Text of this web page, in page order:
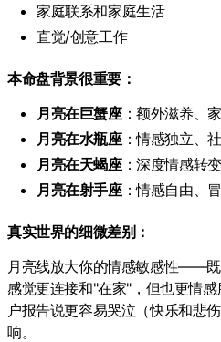
家庭联系和家庭生活
直觉/创意工作
本命盘背景很重要：
月亮在巨蟹座：额外滋养、
月亮在水瓶座：情感独立、
月亮在天蝎座：深度情感转变
月亮在射手座：情感自由、
真实世界的细微差别：
月亮线放大你的情感敏感性——
感觉更连接和"在家"，但也更情
户报告说更容易哭泣（快乐和悲
响。